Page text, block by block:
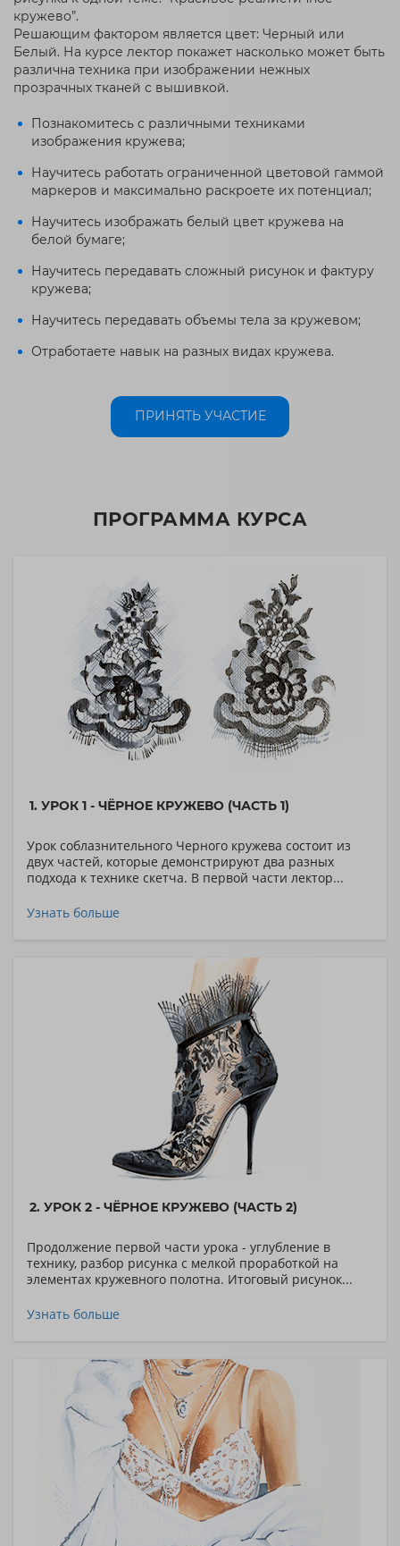
кружево”.
Решающим фактором является цвет: Черный или
Белый. На курсе лектор покажет насколько может быть
различна техника при изображении нежных
прозрачных тканей с вышивкой.
Познакомитесь с различными техниками
изображения кружева;
Научитесь работать ограниченной цветовой гаммой
маркеров и максимально раскроете их потенциал;
Научитесь изображать белый цвет кружева на
белой бумаге;
Научитесь передавать сложный рисунок и фактуру
кружева;
Научитесь передавать объемы тела за кружевом;
Отработаете навык на разных видах кружева.
ПРИНЯТЬ УЧАСТИЕ
ПРОГРАММА КУРСА
1. УРОК 1 - ЧЁРНОЕ КРУЖЕВО (ЧАСТЬ 1)
Урок соблазнительного Черного кружева состоит из
двух частей, которые демонстрируют два разных
подхода к технике скетча. В первой части лектор...
Узнать больше
2. УРОК 2 - ЧЁРНОЕ КРУЖЕВО (ЧАСТЬ 2)
Продолжение первой части урока - углубление в
технику, разбор рисунка с мелкой проработкой на
элементах кружевного полотна. Итоговый рисунок...
Узнать больше